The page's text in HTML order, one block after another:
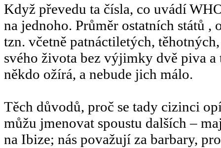
Když převedu ta čísla, co uvádí
na jednoho. Průměr ostatních států ,
tzn. včetně patnáctiletých,
svého života bez výjimky dvě piva
někdo ožírá, a nebude jich málo.
Těch důvodů, proč se tady cizinci
můžu jmenovat spoustu dalších –
na Ibize; nás považují za barbary,